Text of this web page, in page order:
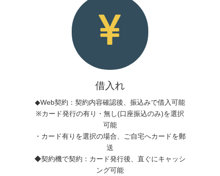
借入れ
◆Web契約：契約内容確認後、振込みで借入可能
※カード発行の有り・無し(口座振込のみ)を選択
可能
・カード有りを選択の場合、ご自宅へカードを郵
送
◆契約機で契約：カード発行後、直ぐにキャッシ
ング可能